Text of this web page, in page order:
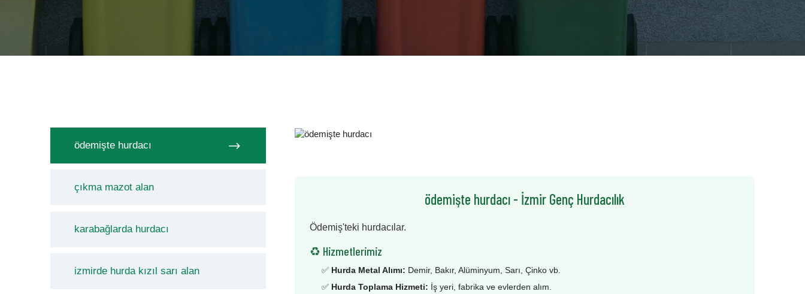
ödemişte hurdacı
çıkma mazot alan
karabağlarda hurdacı
izmirde hurda kızıl sarı alan
ödemişte hurdacı - İzmir Genç Hurdacılık
Ödemiş'teki hurdacılar.
♻️ Hizmetlerimiz
✅ Hurda Metal Alımı: Demir, Bakır, Alüminyum, Sarı, Çinko vb.
✅ Hurda Toplama Hizmeti: İş yeri, fabrika ve evlerden alım.